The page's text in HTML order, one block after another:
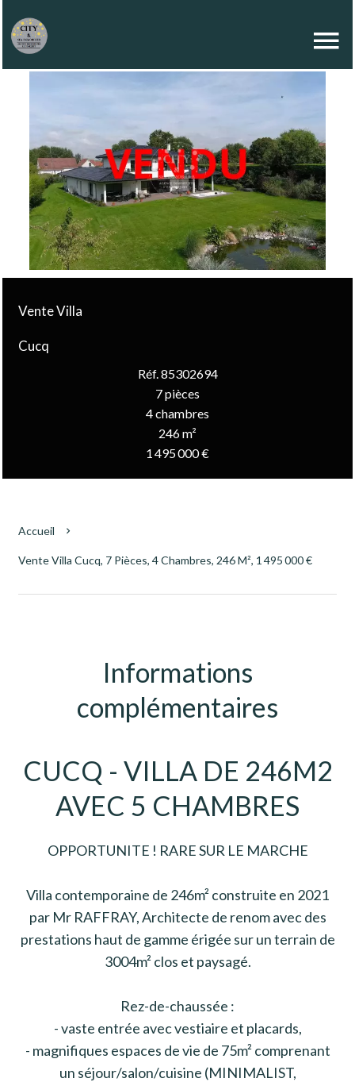
Vente Villa
Cucq
Réf. 85302694
7 pièces
4 chambres
246 m²
1 495 000 €
Accueil
Vente Villa Cucq, 7 Pièces, 4 Chambres, 246 M², 1 495 000 €
Informations
complémentaires
CUCQ - VILLA DE 246M2
AVEC 5 CHAMBRES
OPPORTUNITE ! RARE SUR LE MARCHE
Villa contemporaine de 246m² construite en 2021
par Mr RAFFRAY, Architecte de renom avec des
prestations haut de gamme érigée sur un terrain de
3004m² clos et paysagé.
Rez-de-chaussée :
- vaste entrée avec vestiaire et placards,
- magnifiques espaces de vie de 75m² comprenant
un séjour/salon/cuisine (MINIMALIST,